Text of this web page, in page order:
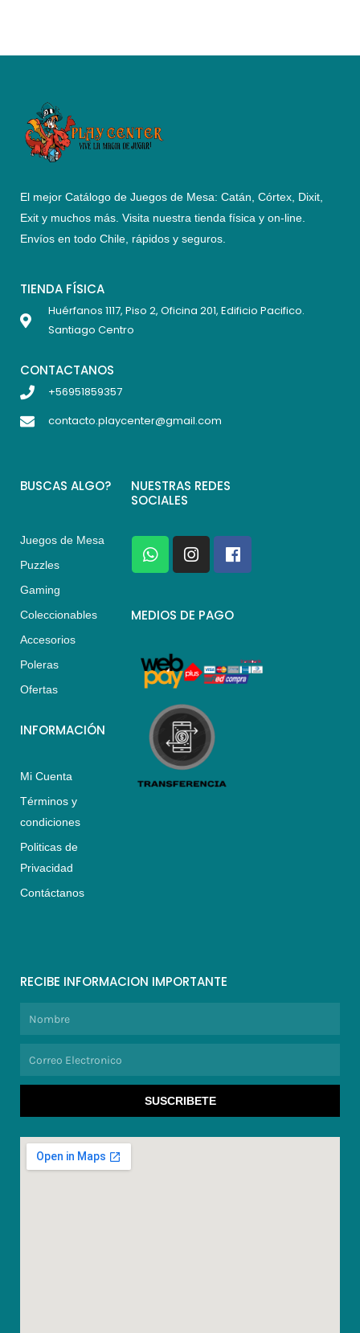
El mejor Catálogo de Juegos de Mesa: Catán, Córtex, Dixit,
Exit y muchos más. Visita nuestra tienda física y on-line.
Envíos en todo Chile, rápidos y seguros.
TIENDA FÍSICA
Huérfanos 1117, Piso 2, Oficina 201, Edificio Pacifico.
Santiago Centro
CONTACTANOS
+56951859357
contacto.playcenter@gmail.com
BUSCAS ALGO?
Juegos de Mesa
Puzzles
Gaming
Coleccionables
Accesorios
Poleras
Ofertas
INFORMACIÓN
Mi Cuenta
Términos y
condiciones
Politicas de
Privacidad
Contáctanos
NUESTRAS REDES
SOCIALES
W
h
a
s
p
I
n
s
a
a
m
F
a
c
b
k
MEDIOS DE PAGO
RECIBE INFORMACION IMPORTANTE
SUSCRIBETE